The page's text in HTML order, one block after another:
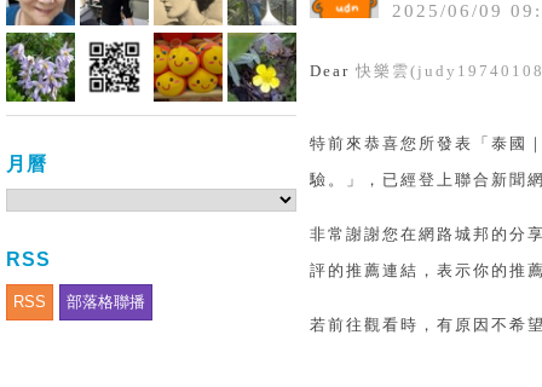
2025/06/09 09 :
Dear 快樂雲
特前來恭喜您所發表「泰國
驗。」，已經登上聯合新聞
非常謝謝您在網路城邦的分
評的推薦連結，表示你的推
若前往觀看時，有原因不希
月曆
RSS
RSS 部落格聯播